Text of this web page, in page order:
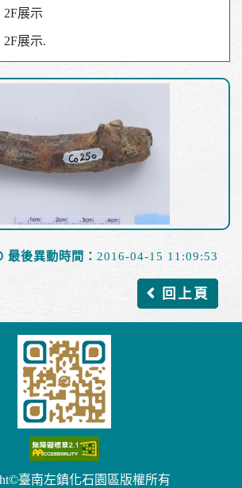
2F展示
2F展示.
最後異動時間： 2016-04-15 11:09:53
回上頁
臺南左鎮化石園區版權所有